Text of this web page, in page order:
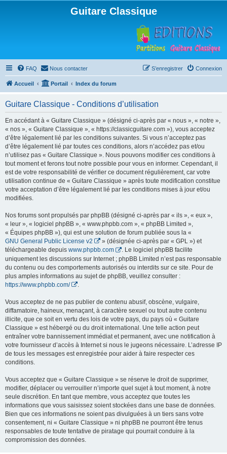
Guitare Classique
FAQ Nous contacter Connexion
S’enregistrer
Accueil Portail Index du forum
Guitare Classique - Conditions d’utilisation
En accédant à « Guitare Classique » (désigné ci-après par « nous », « notre »,
« nos », « Guitare Classique », « https://classicguitare.com »), vous acceptez
d’être légalement lié par les conditions suivantes. Si vous n’acceptez pas
d’être légalement lié par toutes ces conditions, alors n’accédez pas et/ou
n’utilisez pas « Guitare Classique ». Nous pouvons modifier ces conditions à
tout moment et ferons tout notre possible pour vous en informer. Cependant, il
est de votre responsabilité de vérifier ce document régulièrement, car votre
utilisation continue de « Guitare Classique » après toute modification constitue
votre acceptation d’être légalement lié par les conditions mises à jour et/ou
modifiées.
Nos forums sont propulsés par phpBB (désigné ci-après par « ils », « eux »,
« leur », « logiciel phpBB », « www.phpbb.com », « phpBB Limited »,
« Équipes phpBB »), qui est une solution de forum publiée sous la «
GNU General Public License v2
» (désignée ci-après par « GPL ») et
téléchargeable depuis www.phpbb.com
. Le logiciel phpBB facilite
uniquement les discussions sur Internet ; phpBB Limited n’est pas responsable
du contenu ou des comportements autorisés ou interdits sur ce site. Pour de
plus amples informations au sujet de phpBB, veuillez consulter :
https://www.phpbb.com/
Vous acceptez de ne pas publier de contenu abusif, obscène, vulgaire,
diffamatoire, haineux, menaçant, à caractère sexuel ou tout autre contenu
illicite, que ce soit en vertu des lois de votre pays, du pays où « Guitare
Classique » est hébergé ou du droit international. Une telle action peut
entraîner votre bannissement immédiat et permanent, avec une notification à
votre fournisseur d’accès à Internet si nous le jugeons nécessaire. L’adresse IP
de tous les messages est enregistrée pour aider à faire respecter ces
conditions.
Vous acceptez que « Guitare Classique » se réserve le droit de supprimer,
modifier, déplacer ou verrouiller n’importe quel sujet à tout moment, à notre
seule discrétion. En tant que membre, vous acceptez que toutes les
informations que vous saisissez soient stockées dans une base de données.
Bien que ces informations ne soient pas divulguées à un tiers sans votre
consentement, ni « Guitare Classique » ni phpBB ne pourront être tenus
responsables de toute tentative de piratage qui pourrait conduire à la
compromission des données.